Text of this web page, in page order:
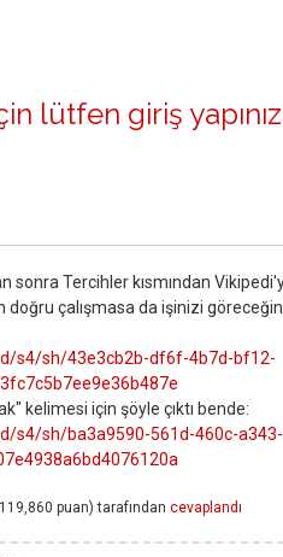
lütfen giriş yapınız
sonra Tercihler kısmından
çalışmasa da işinizi
s4/sh/43e3cb2b-df6f-4b7d-bf12-
kelimesi için şöyle çıktı bende:
s4/sh/ba3a9590-561d-460c-a343-
119,860 puan) tarafından cevaplandı